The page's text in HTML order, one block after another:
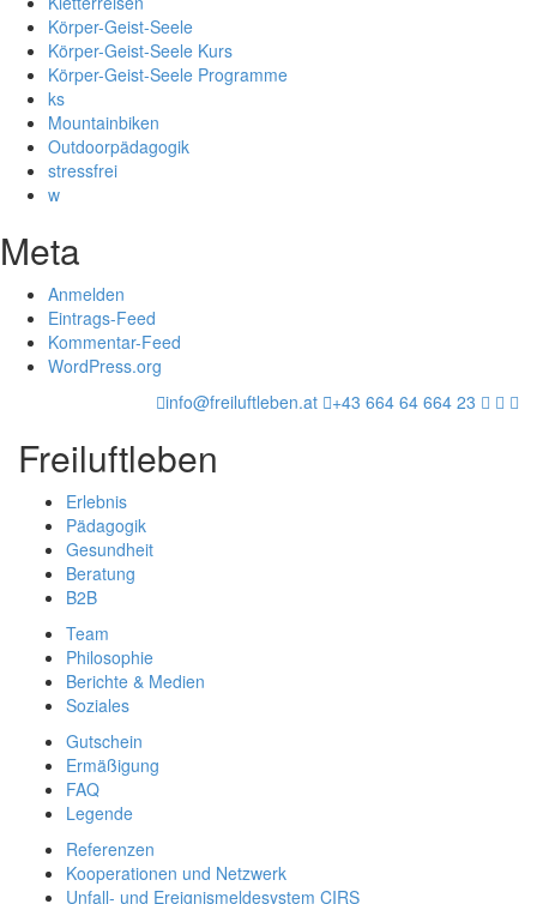
Körper-Geist-Seele
Körper-Geist-Seele Kurs
Körper-Geist-Seele Programme
ks
Mountainbiken
Outdoorpädagogik
stressfrei
w
Meta
Anmelden
Eintrags-Feed
Kommentar-Feed
WordPress.org
info@freiluftleben.at
+43 664 64 664 23
Freiluftleben
Erlebnis
Pädagogik
Gesundheit
Beratung
B2B
Team
Philosophie
Berichte & Medien
Soziales
Gutschein
Ermäßigung
FAQ
Legende
Referenzen
Kooperationen und Netzwerk
Unfall- und Ereignismeldesystem CIRS